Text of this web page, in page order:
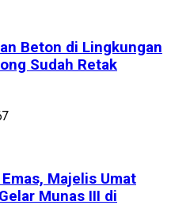
Beton di Lingkungan
Sudah Retak
Majelis Umat
Munas III di